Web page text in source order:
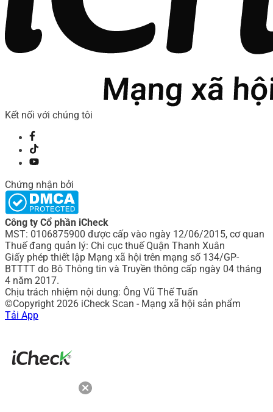
Kết nối với chúng tôi
Chứng nhận bởi
Công ty Cổ phần iCheck
MST: 0106875900 được cấp vào ngày 12/06/2015, cơ quan
Thuế đang quản lý: Chi cục thuế Quận Thanh Xuân
Giấy phép thiết lập Mạng xã hội trên mạng số 134/GP-
BTTTT do Bô Thông tin và Truyền thông cấp ngày 04 tháng
4 năm 2017.
Chịu trách nhiệm nội dung: Ông Vũ Thế Tuấn
©Copyright 2026 iCheck Scan - Mạng xã hội sản phẩm
Tải App